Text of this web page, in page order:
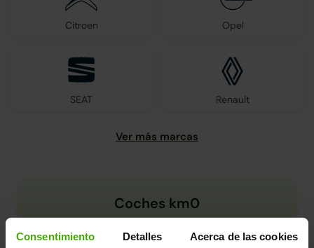
Consentimiento Detalles Acerca de las cookies
Citroen Opel
SEAT Renault
Coches km0